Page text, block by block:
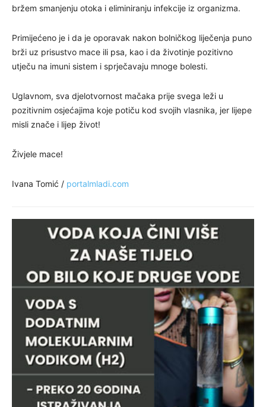
bržem smanjenju otoka i eliminiranju infekcije iz organizma.
Primijećeno je i da je oporavak nakon bolničkog liječenja puno
brži uz prisustvo mace ili psa, kao i da životinje pozitivno
utječu na imuni sistem i sprječavaju mnoge bolesti.
Uglavnom, sva djelotvornost mačaka prije svega leži u
pozitivnim osjećajima koje potiču kod svojih vlasnika, jer lijepe
misli znače i lijep život!
Živjele mace!
Ivana Tomić / portalmladi.com